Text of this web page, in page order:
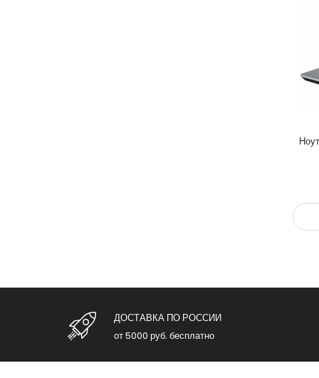
ДОСТАВКА ПО РОССИИ
от 5000 руб. бесплатно